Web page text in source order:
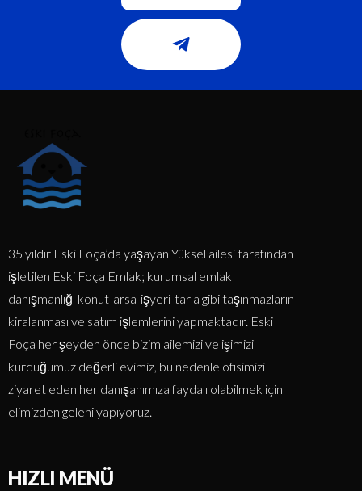
35 yıldır Eski Foça’da yaşayan Yüksel ailesi tarafından
işletilen Eski Foça Emlak; kurumsal emlak
danışmanlığı konut-arsa-işyeri-tarla gibi taşınmazların
kiralanması ve satım işlemlerini yapmaktadır. Eski
Foça her şeyden önce bizim ailemizi ve işimizi
kurduğumuz değerli evimiz, bu nedenle ofisimizi
ziyaret eden her danışanımıza faydalı olabilmek için
elimizden geleni yapıyoruz.
HIZLI MENÜ